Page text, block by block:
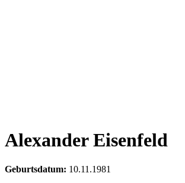
Alexander Eisenfeld
Geburtsdatum: 10.11.1981